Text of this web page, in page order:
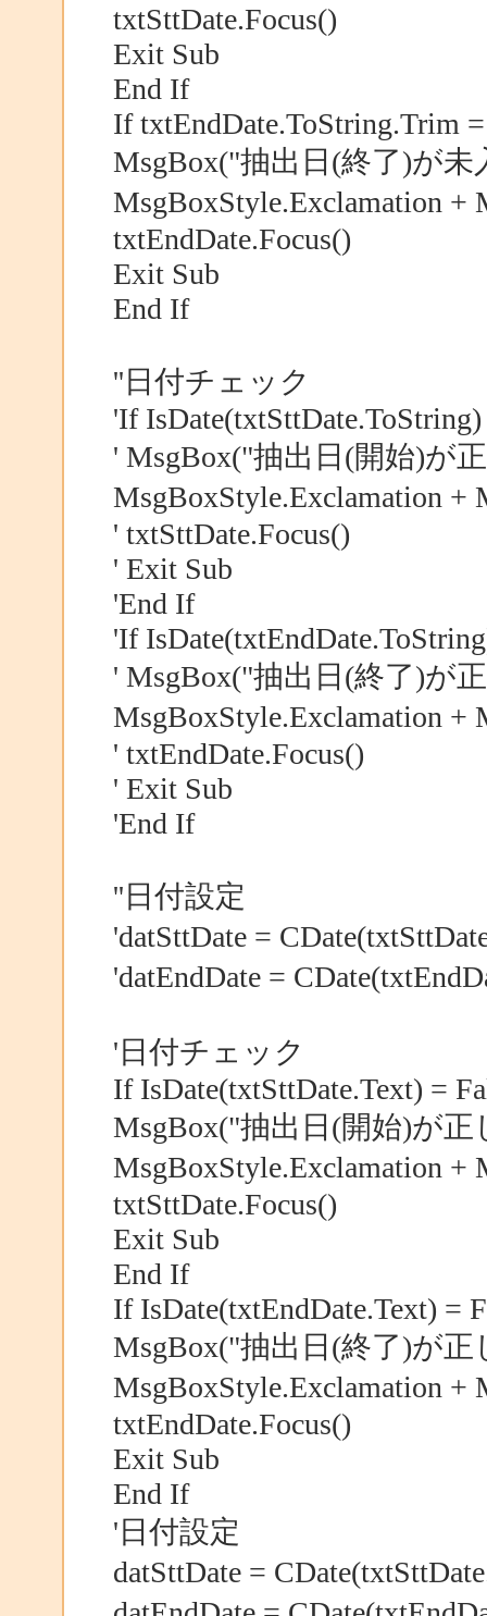
txtSttDate.Focus()
Exit Sub
End If
If txtEndDate.ToString.Trim
MsgBox("抽出日(終了)が未
MsgBoxStyle.Exclamation
txtEndDate.Focus()
Exit Sub
End If
''日付チェック
'If IsDate(txtSttDate.ToString)
' MsgBox("抽出日(開始)が
MsgBoxStyle.Exclamation
' txtSttDate.Focus()
' Exit Sub
'End If
'If
' MsgBox("抽出日(終了)が
MsgBoxStyle.Exclamation
' txtEndDate.Focus()
' Exit Sub
'End If
''日付設定
'datSttDate =
'datEndDate =
'日付チェック
If IsDate(txtSttDate.Text) =
MsgBox("抽出日(開始)が
MsgBoxStyle.Exclamation
txtSttDate.Focus()
Exit Sub
End If
If IsDate(txtEndDate.Text) =
MsgBox("抽出日(終了)が
MsgBoxStyle.Exclamation
txtEndDate.Focus()
Exit Sub
End If
'日付設定
datSttDate =